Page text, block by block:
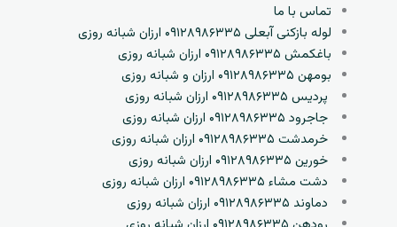
تماس با ما
لوله بازکنی آبعلی ۰۹۱۲۸۹۸۶۳۳۵ ارزان شبانه روزی
باغکمش ۰۹۱۲۸۹۸۶۳۳۵ ارزان شبانه روزی
بومهن ۰۹۱۲۸۹۸۶۳۳۵ ارزان و شبانه روزی
پردیس ۰۹۱۲۸۹۸۶۳۳۵ ارزان شبانه روزی
جاجرود ۰۹۱۲۸۹۸۶۳۳۵ ارزان شبانه روزی
خرمدشت ۰۹۱۲۸۹۸۶۳۳۵ ارزان شبانه روزی
خورین ۰۹۱۲۸۹۸۶۳۳۵ ارزان شبانه روزی
دشت مشاء ۰۹۱۲۸۹۸۶۳۳۵ ارزان شبانه روزی
دماوند ۰۹۱۲۸۹۸۶۳۳۵ ارزان شبانه روزی